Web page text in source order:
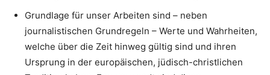
Grundlage für unser Arbeiten sind – neben
journalistischen Grundregeln – Werte und Wahrheiten,
welche über die Zeit hinweg gültig sind und ihren
Ursprung in der europäischen, jüdisch-christlichen